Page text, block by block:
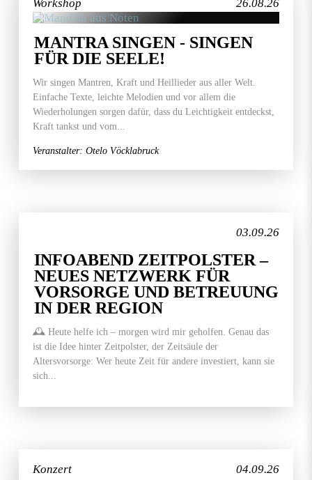
26.08.26
Workshop
MANTRA SINGEN - SINGEN
FÜR DIE SEELE!
Wir singen Mantren, Kraft und Heillieder aus aller Welt.
Einfache Texte, leichte Melodien und vor allem die
Wiederholungen sorgen dafür, dass du Leichtigkeit entdeckst,
Kraft tankst und vom...
Veranstalter: Otelo Vöcklabruck
03.09.26
INFOABEND ZEITPOLSTER –
NEUES NETZWERK FÜR
VORSORGE UND BETREUUNG
IN DER REGION
🕰️ Heute helfe ich – morgen wird mir geholfen. Genau das
ist die Idee hinter Zeitpolster, der Zeitsäule der
Altersvorsorge: Wer heute Zeit für andere investiert, kann sie
sich...
04.09.26
Konzert